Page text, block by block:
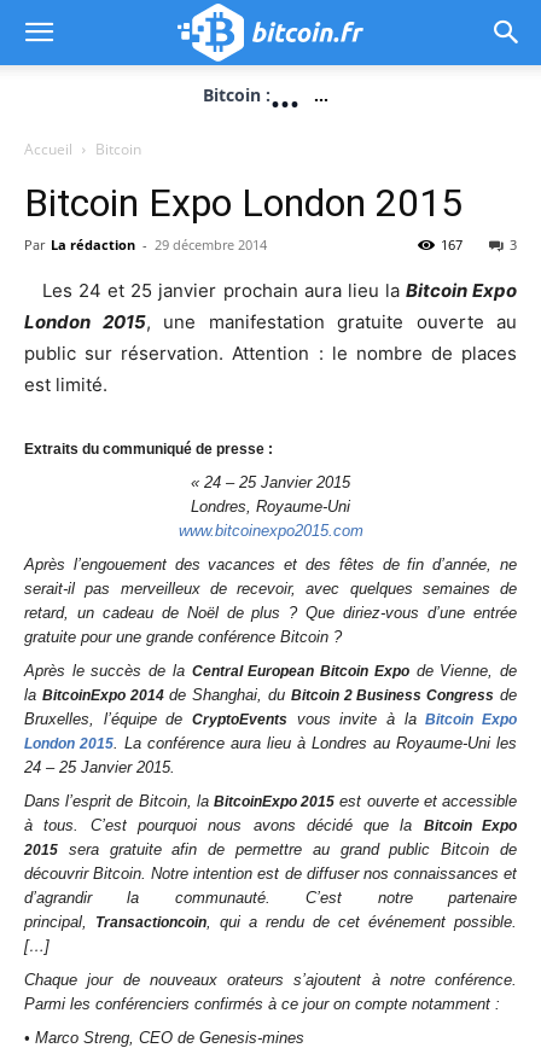
Bitcoin :... ...
Accueil Bitcoin
Bitcoin Expo London 2015
Par La rédaction - 29 décembre 2014 3
167
Les 24 et 25 janvier prochain aura lieu la Bitcoin Expo
London 2015, une manifestation gratuite ouverte au
public sur réservation. Attention : le nombre de places
est limité.
Extraits du communiqué de presse :
« 24 – 25 Janvier 2015
Londres, Royaume-Uni
www.bitcoinexpo2015.com
Après l’engouement des vacances et des fêtes de fin d’année, ne
serait-il pas merveilleux de recevoir, avec quelques semaines de
retard, un cadeau de Noël de plus ? Que diriez-vous d’une entrée
gratuite pour une grande conférence Bitcoin ?
Après le succès de la Central European Bitcoin Expode Vienne, de
la BitcoinExpo 2014de Shanghai, du Bitcoin 2 Business Congress de
Bruxelles, l’équipe de CryptoEvents vous invite à laBitcoin Expo
London 2015. La conférence aura lieu à Londres au Royaume-Uni les
24 – 25 Janvier 2015.
Dans l’esprit de Bitcoin, la BitcoinExpo 2015 est ouverte et accessible
à tous. C’est pourquoi nous avons décidé que la Bitcoin Expo
2015 sera gratuite afin de permettre au grand public Bitcoin de
découvrir Bitcoin. Notre intention est de diffuser nos connaissances et
d’agrandir la communauté. C’est notre partenaire
principal,
Transactioncoin, qui a rendu de cet événement possible.
[…]
Chaque jour de nouveaux orateurs s’ajoutent à notre conférence.
Parmi les conférenciers confirmés à ce jour on compte notamment :
• Marco Streng, CEO de Genesis-mines